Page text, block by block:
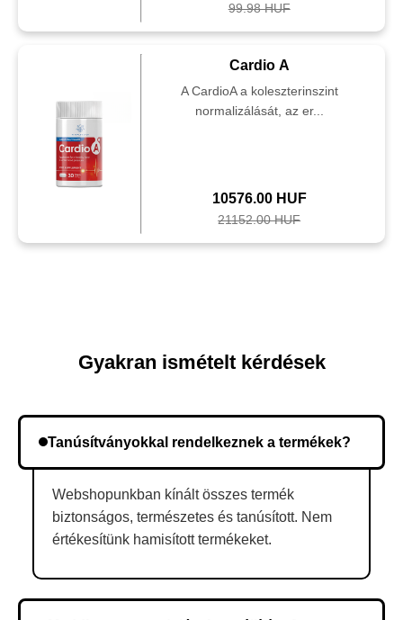
99.98 HUF
Cardio A
A CardioA a koleszterinszint
normalizálását, az er...
10576.00 HUF
21152.00 HUF
Gyakran ismételt kérdések
Tanúsítványokkal rendelkeznek a termékek?
Webshopunkban kínált összes termék
biztonságos, természetes és tanúsított. Nem
értékesítünk hamisított termékeket.